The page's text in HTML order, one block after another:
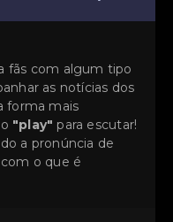
fãs com algum tipo
as notícias dos
forma mais
"play" para escutar!
a pronúncia de
o que é